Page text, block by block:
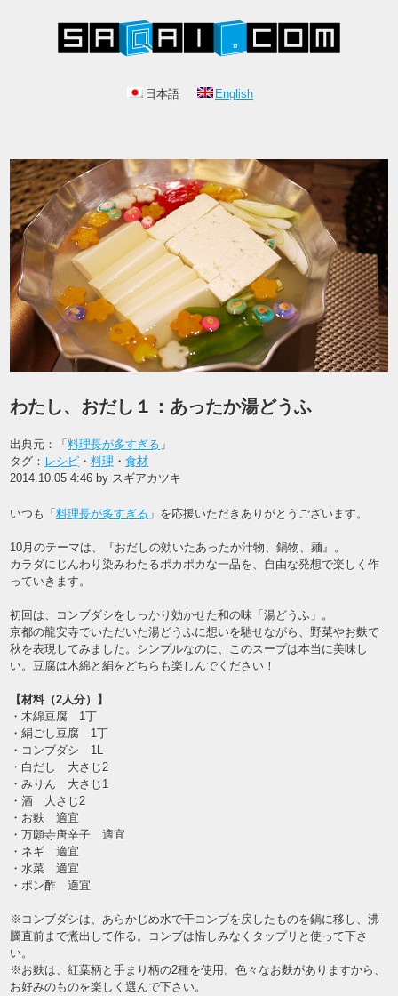
日本語 English
わたし、おだし１：あったか湯どうふ
出典元：「料理長が多すぎる 」
タグ： レシピ ・料理 ・食材
2014.10.05 4:46 by スギアカツキ
いつも「料理長が多すぎる 」を応援いただきありがとうございます。
10月のテーマは、『おだしの効いたあったか汁物、鍋物、麺』。
カラダにじんわり染みわたるポカポカな一品を、自由な発想で楽しく作
っていきます。
初回は、コンブダシをしっかり効かせた和の味「湯どうふ」。
京都の龍安寺でいただいた湯どうふに想いを馳せながら、野菜やお麩で
秋を表現してみました。シンプルなのに、このスープは本当に美味し
い。豆腐は木綿と絹をどちらも楽しんでください！
【材料（2人分）】
・木綿豆腐 1丁
・絹ごし豆腐 1丁
・コンブダシ 1L
・白だし 大さじ2
・みりん 大さじ1
・酒 大さじ2
・お麩 適宜
・万願寺唐辛子 適宜
・ネギ 適宜
・水菜 適宜
・ポン酢 適宜
※コンブダシは、あらかじめ水で干コンブを戻したものを鍋に移し、沸
騰直前まで煮出して作る。コンブは惜しみなくタップリと使って下さ
い。
※お麩は、紅葉柄と手まり柄の2種を使用。色々なお麩がありますから、
お好みのものを楽しく選んで下さい。